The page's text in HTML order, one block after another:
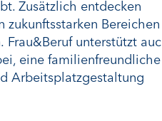
Zusätzlich entdecken
zukunftsstarken
Frau&Beruf unterstützt
eine familienfreundliche
Arbeitsplatzgestaltung